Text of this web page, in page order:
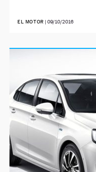
EL MOTOR | 09/10/2016